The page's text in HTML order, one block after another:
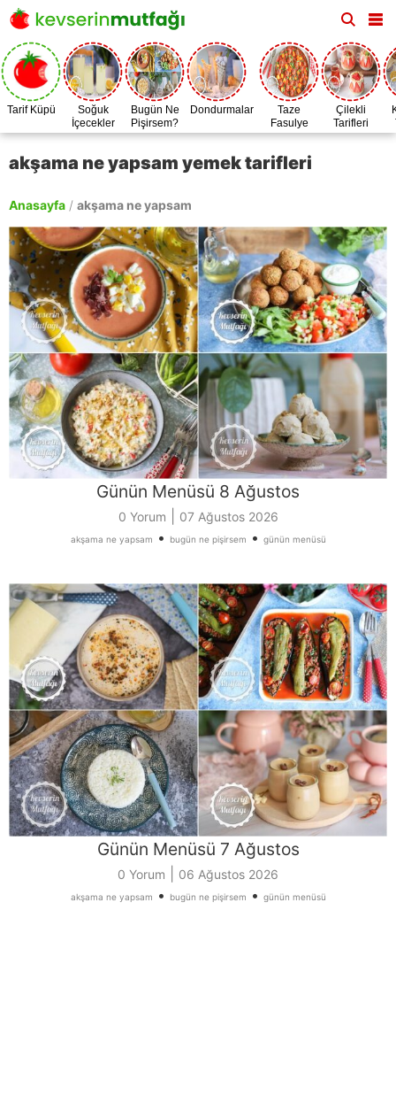
Tarif Küpü
Soğuk
İçecekler
Bugün Ne
Pişirsem?
Dondurmalar
Taze
Fasulye
Zamanı
Çilekli
Tarifleri
akşama ne yapsam yemek tarifleri
Anasayfa / akşama ne yapsam
Günün Menüsü 8 Ağustos
0 Yorum 07 Ağustos 2026
akşama ne yapsam • bugün ne pişirsem • günün menüsü
Günün Menüsü 7 Ağustos
0 Yorum 06 Ağustos 2026
akşama ne yapsam • bugün ne pişirsem • günün menüsü